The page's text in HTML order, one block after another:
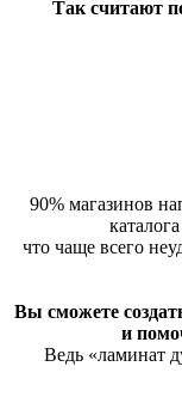
Так считают
90% магазинов
что чаще всего
Вы сможете
и
Ведь «ламинат